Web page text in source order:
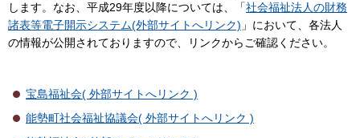
します。なお、平成29年度以降については、「社会福祉法人の財務
諸表等電子開示システム(外部サイトへリンク) 」において、各法人
の情報が公開されておりますので、リンクからご確認ください。
宝島福祉会( 外部サイトへリンク )
能勢町社会福祉協議会( 外部サイトへリンク )